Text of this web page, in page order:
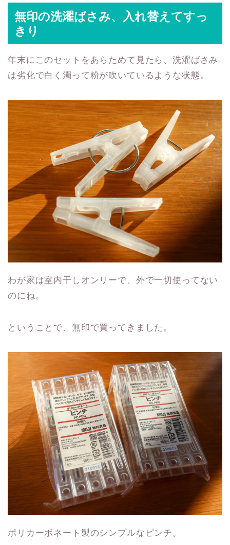
無印の洗濯ばさみ、入れ替えてすっ
きり
年末にこのセットをあらためて見たら、洗濯ばさみ
は劣化で白く濁って粉が吹いているような状態。
わが家は室内干しオンリーで、外で一切使ってない
のにね。
ということで、無印で買ってきました。
ポリカーボネート製のシンプルなピンチ。